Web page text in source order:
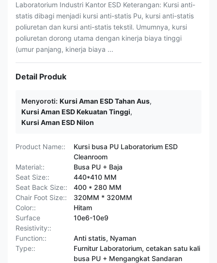
Laboratorium Industri Kantor ESD Keterangan: Kursi anti-
statis dibagi menjadi kursi anti-statis Pu, kursi anti-statis
poliuretan dan kursi anti-statis tekstil. Umumnya, kursi
poliuretan dorong utama dengan kinerja biaya tinggi
(umur panjang, kinerja biaya ...
Detail Produk
Menyoroti: Kursi Aman ESD Tahan Aus,
Kursi Aman ESD Kekuatan Tinggi,
Kursi Aman ESD Nilon
Product Name::
Kursi busa PU Laboratorium ESD
Cleanroom
Material::
Busa PU + Baja
Seat Size::
440*410 MM
Seat Back Size::
400 * 280 MM
Chair Foot Size::
320MM * 320MM
Color::
Hitam
Surface
Resistivity::
10e6-10e9
Function::
Anti statis, Nyaman
Type::
Furnitur Laboratorium, cetakan satu kali
busa PU + Mengangkat Sandaran